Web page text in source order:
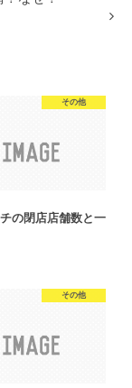
その他
の閉店店舗数と一
その他